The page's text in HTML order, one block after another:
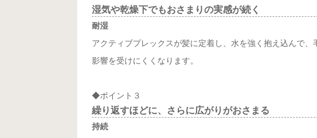
湿気や乾燥下でもおさまりの実感が続く
耐湿
アクティブプレックスが髪に定着し、水を強く抱え込んで
影響を受けにくくなります。
◆ポイント３
繰り返すほどに、さらに広がりがおさまる
持続